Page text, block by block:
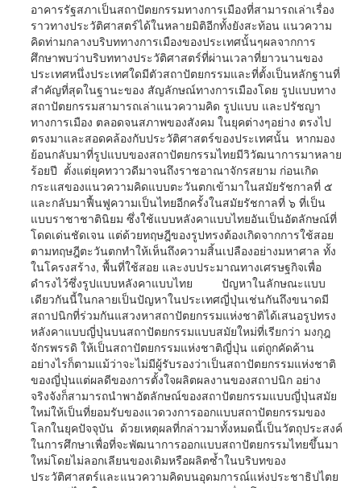
อาคารรัฐสภาเป็นสถาปัตยกรรมทางการเมืองที่สามารถเล่าเรื่อง
ราวทางประวัติศาสตร์ได้ในหลายมิติอีกทั้งยังสะท้อน แนวความ
คิดท่ามกลางบริบททางการเมืองของประเทศนั้นๆผลจากการ
ศึกษาพบว่าบริบททางประวัติศาสตร์ที่ผ่านเวลาที่ยาวนานของ
ประเทศหนึ่งประเทศใดมีตัวสถาปัตยกรรมและที่ตั้งเป็นหลักฐานที่
สำคัญที่สุดในฐานะของ สัญลักษณ์ทางการเมืองโดย รูปแบบทาง
สถาปัตยกรรมสามารถเล่าแนวความคิด รูปแบบ และปรัชญา
ทางการเมือง ตลอดจนสภาพของสังคม ในยุคต่างๆอย่าง ตรงไป
ตรงมาและสอดคล้องกับประวัติศาสตร์ของประเทศนั้น หากมอง
ย้อนกลับมาที่รูปแบบของสถาปัตยกรรมไทยมีวิวัฒนาการมาหลาย
ร้อยปี ตั้งแต่ยุคทวาวดีมาจนถึงราชอาณาจักรสยาม ก่อนเกิด
กระแสของแนวความคิดแบบตะวันตกเข้ามาในสมัยรัชกาลที่ ๕
และกลับมาฟื้นฟูความเป็นไทยอีกครั้งในสมัยรัชกาลที่ ๖ ที่เป็น
แบบราชาชาตินิยม ซึ่งใช้แบบหลังคาแบบไทยอันเป็นอัตลักษณ์ที่
โดดเด่นชัดเจน แต่ด้วยทฤษฎีของรูปทรงต้องเกิดจากการใช้สอย
ตามทฤษฎีตะวันตกทำให้เห็นถึงความสิ้นเปลืองอย่างมหาศาล ทั้ง
ในโครงสร้าง, พื้นที่ใช้สอย และงบประมาณทางเศรษฐกิจเพื่อ
ดำรงไว้ซึ่งรูปแบบหลังคาแบบไทย ปัญหาในลักษณะแบบ
เดียวกันนี้ในกลายเป็นปัญหาในประเทศญี่ปุ่นเช่นกันถึงขนาดมี
สถาปนิกที่ร่วมกันแสวงหาสถาปัตยกรรมแห่งชาติได้เสนอรูปทรง
หลังคาแบบญี่ปุ่นบนสถาปัตยกรรมแบบสมัยใหม่ที่เรียกว่า มงกุฎ
จักรพรรดิ ให้เป็นสถาปัตยกรรมแห่งชาติญี่ปุ่น แต่ถูกคัดค้าน
อย่างไรก็ตามแม้ว่าจะไม่มีผู้รับรองว่าเป็นสถาปัตยกรรมแห่งชาติ
ของญี่ปุ่นแต่ผลดีของการตั้งใจผลิตผลงานของสถาปนิก อย่าง
จริงจังก็สามารถนำพาอัตลักษณ์ของสถาปัตยกรรมแบบญี่ปุ่นสมัย
ใหม่ให้เป็นที่ยอมรับของแวดวงการออกแบบสถาปัตยกรรมของ
โลกในยุคปัจจุบัน ด้วยเหตุผลที่กล่าวมาทั้งหมดนี้เป็นวัตถุประสงค์
ในการศึกษาเพื่อที่จะพัฒนาการออกแบบสถาปัตยกรรมไทยขึ้นมา
ใหม่โดยไม่ลอกเลียนของเดิมหรือผลิตซ้ำในบริบทของ
ประวัติศาสตร์และแนวความคิดบนอุดมการณ์แห่งประชาธิปไตย